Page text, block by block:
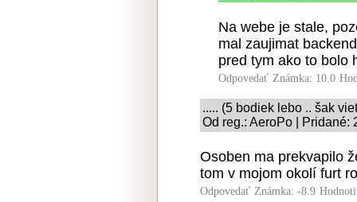
Na webe je stale,
mal zaujimat
pred tym ako to bolo
Odpovedať Známka: 10.0
..... (5 bodiek lebo .. šak
Od reg.: AeroPo | Pridané:
Osoben ma prekvapilo
tom v mojom okolí furt
Odpovedať Známka: -8.9